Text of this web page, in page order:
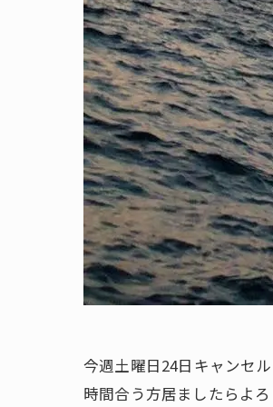
今週土曜日24日キャンセル
時間合う方居ましたらよ